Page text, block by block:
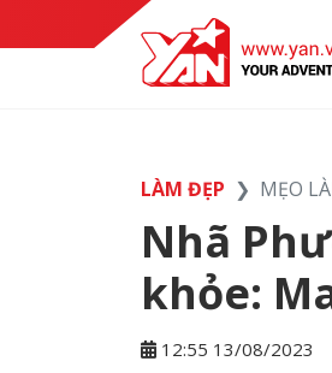
LÀM ĐẸP MẸO
Nhã
khỏe:
12:55 13/08/2023